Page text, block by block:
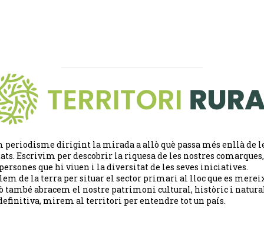
periodisme dirigint la mirada a allò què passa més enllà de
Escrivim per descobrir la riquesa de les nostres
que hi viuen i la diversitat de les seves iniciatives.
de la terra per situar el sector primari al lloc que es
també abracem el nostre patrimoni cultural, històric i
mirem al territori per entendre tot un país.